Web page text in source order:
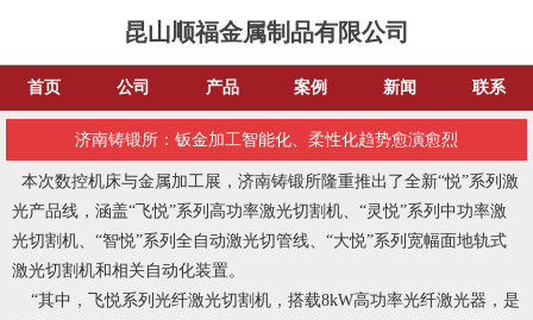
昆山顺福金属制品有限公司
首页 公司 产品 案例 新闻 联系
济南铸锻所：钣金加工智能化、柔性化趋势愈演愈烈
本次数控机床与金属加工展，济南铸锻所隆重推出了全新“悦”系列激
光产品线，涵盖“飞悦”系列高功率激光切割机、“灵悦”系列中功率激
光切割机、“智悦”系列全自动激光切管线、“大悦”系列宽幅面地轨式
激光切割机和相关自动化装置。
“其中，飞悦系列光纤激光切割机，搭载8kW高功率光纤激光器，是